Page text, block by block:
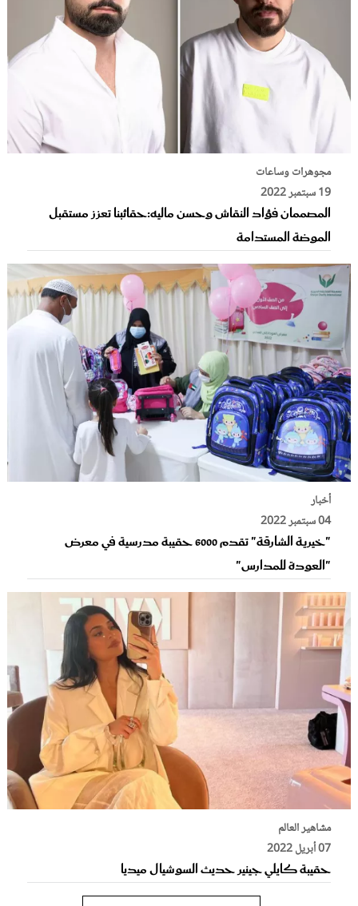
مجوهرات وساعات
19 سبتمبر 2022
المصممان فؤاد النقاش وحسن ماليه:حقائبنا تعزز مستقبل
الموضة المستدامة
أخبار
04 سبتمبر 2022
"خيرية الشارقة" تقدم 6000 حقيبة مدرسية في معرض
"العودة للمدارس"
مشاهير العالم
07 أبريل 2022
حقيبة كايلي جينير حديث السوشيال ميديا